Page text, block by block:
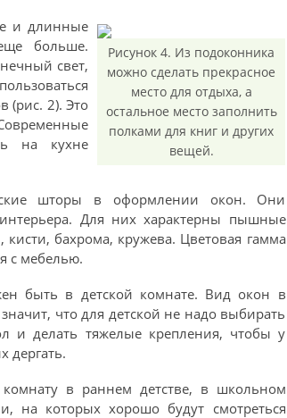
Рисунок 4. Из подоконника
можно сделать прекрасное
место для отдыха, а
остальное место заполнить
полками для книг и других
вещей.
и длинные
больше.
свет,
(рис. 2). Это
на кухне
шторы в оформлении окон. Они
Для них характерны пышные
бахрома, кружева. Цветовая гамма
с мебелью.
быть в детской комнате. Вид окон в
что для детской не надо выбирать
и делать тяжелые крепления, чтобы у
дергать.
в раннем детстве, в школьном
на которых хорошо будут смотреться